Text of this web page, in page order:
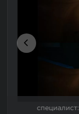
специалист: